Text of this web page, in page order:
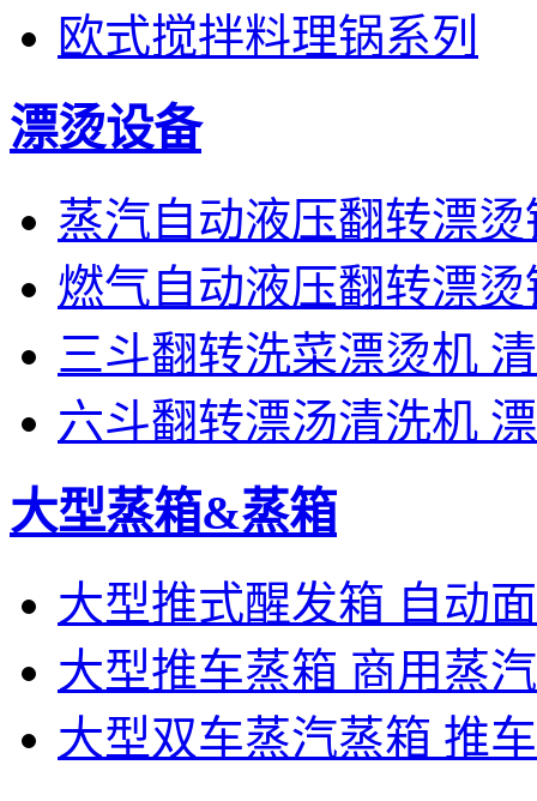
欧式搅拌料理锅系列
漂烫设备
蒸汽自动液压翻转漂烫
燃气自动液压翻转漂烫
三斗翻转洗菜漂烫机
六斗翻转漂汤清洗机
大型蒸箱&蒸箱
大型推式醒发箱 自动
大型推车蒸箱 商用蒸
大型双车蒸汽蒸箱 推